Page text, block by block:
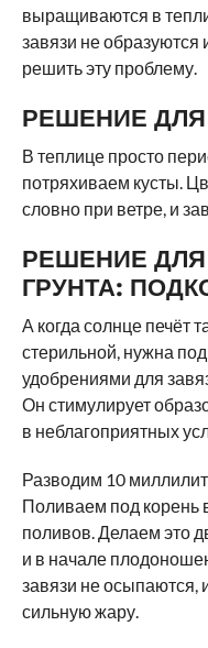
выращиваются в
завязи не образуются
решить эту проблему.
РЕШЕНИЕ
В теплице просто
потряхиваем кусты.
словно при ветре, и
РЕШЕНИЕ
ГРУНТА:
А когда солнце печёт
стерильной, нужна
удобрениями для
Он стимулирует
в неблагоприятных
Разводим 10
Поливаем под корень
поливов. Делаем это
и в начале
завязи не осыпаются,
сильную жару.